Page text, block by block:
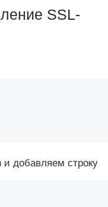
SSL-
и добавляем строку